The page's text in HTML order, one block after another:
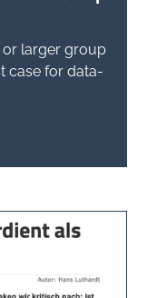
or larger group
case for data-